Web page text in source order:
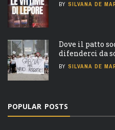
BY SILVANA DE
Dove il patto
difenderci da
BY SILVANA DE
POPULAR POSTS